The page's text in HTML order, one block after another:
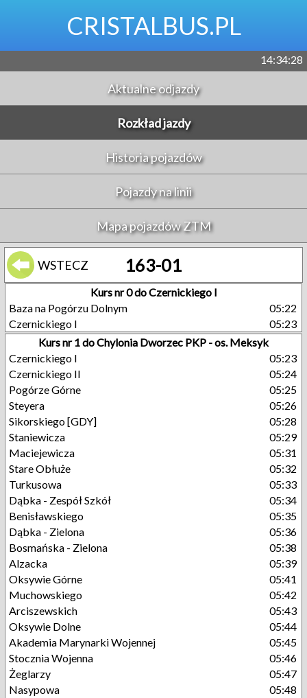
CRISTALBUS.PL
14:34:28
Aktualne odjazdy
Rozkład jazdy
Historia pojazdów
Pojazdy na linii
Mapa pojazdów ZTM
WSTECZ 163-01
Kurs nr 0 do Czernickiego I
Baza na Pogórzu Dolnym
05:22
Czernickiego I
05:23
Kurs nr 1 do Chylonia Dworzec PKP - os. Meksyk
Czernickiego I
05:23
Czernickiego II
05:24
Pogórze Górne
05:25
Steyera
05:26
Sikorskiego [GDY]
05:28
Staniewicza
05:29
Maciejewicza
05:31
Stare Obłuże
05:32
Turkusowa
05:33
Dąbka - Zespół Szkół
05:34
Benisławskiego
05:35
Dąbka - Zielona
05:36
Bosmańska - Zielona
05:38
Alzacka
05:39
Oksywie Górne
05:41
Muchowskiego
05:42
Arciszewskich
05:43
Oksywie Dolne
05:44
Akademia Marynarki Wojennej
05:45
Stocznia Wojenna
05:46
Żeglarzy
05:47
Nasypowa
05:48